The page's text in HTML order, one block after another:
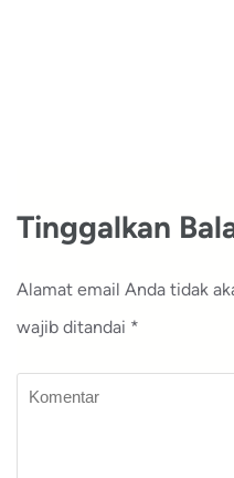
Tinggalkan
Alamat email Anda tidak
wajib ditandai *
Komentar